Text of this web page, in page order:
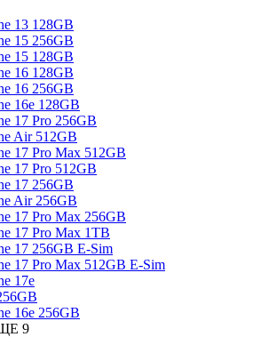
13 128GB
15 256GB
15 128GB
16 128GB
16 256GB
16e 128GB
17 Pro 256GB
Air 512GB
17 Pro Max 512GB
17 Pro 512GB
17 256GB
Air 256GB
17 Pro Max 256GB
17 Pro Max 1TB
17 256GB E-Sim
17 Pro Max 512GB E-Sim
17e
16e 256GB
9